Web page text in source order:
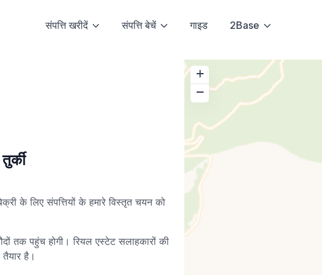
संपत्ति खरीदें संपत्ति बेचें गाइड 2Base
के लिए संपत्तियों के हमारे विस्तृत चयन को
तक पहुंच होगी। रियल एस्टेट सलाहकारों की
है।
+
−